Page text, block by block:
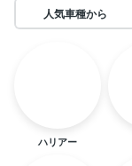
人気車種から
ハリアー